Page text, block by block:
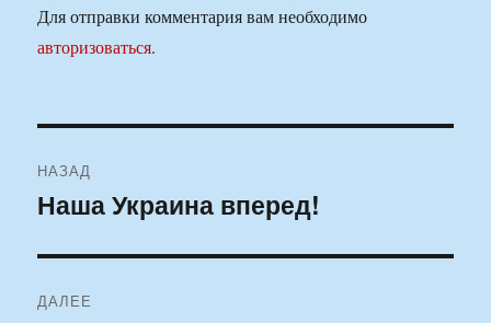
Для отправки комментария вам необходимо
авторизоваться.
по
НАЗАД
Предыдущая
Наша Украина вперед!
ДАЛЕЕ